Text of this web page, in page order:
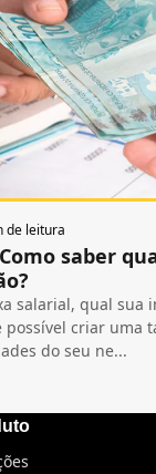
de leitura
saber
salarial, qual sua
possível criar uma
do seu ne...